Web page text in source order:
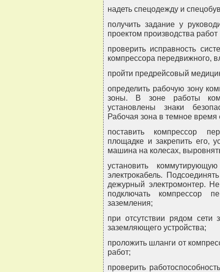
надеть спецодежду и
получить задание у
проектом производства
проверить исправность
компрессора передвижного,
пройти предрейсовый
определить рабочую зону
зоны. В зоне работы
установлены знаки
Рабочая зона в темное
поставить компрессор
площадке и закрепить его,
машина на колесах,
установить
электрокабель.
дежурный электромонтер.
подключать компрессор
заземления;
при отсутствии рядом сети
заземляющего устройства;
проложить шланги от
работ;
проверить